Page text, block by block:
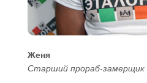
Женя
Старший прораб-замерщик